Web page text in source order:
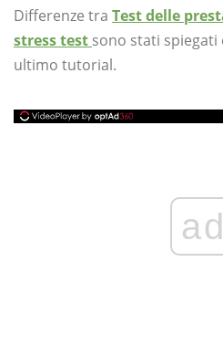
Differenze tra Test delle
stress test sono stati
ultimo tutorial.
ad